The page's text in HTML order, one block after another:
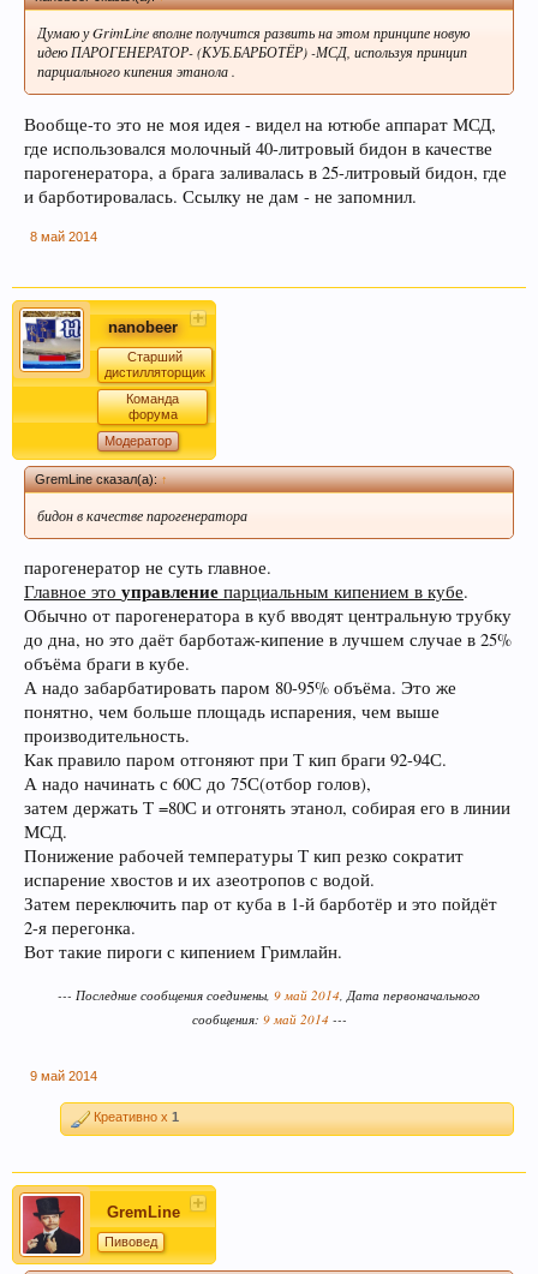
Думаю у GrimLine вполне получится развить на этом принципе новую
идею ПАРОГЕНЕРАТОР- (КУБ.БАРБОТЁР) -МСД, используя принцип
парциального кипения этанола .
Вообще-то это не моя идея - видел на ютюбе аппарат МСД,
где использовался молочный 40-литровый бидон в качестве
парогенератора, а брага заливалась в 25-литровый бидон, где
и барботировалась. Ссылку не дам - не запомнил.
8 май 2014
nanobeer
Старший
дистилляторщик
Команда
форума
Модератор
GremLine сказал(а):↑
бидон в качестве парогенератора
парогенератор не суть главное.
Главное это управление парциальным кипением в кубе.
Обычно от парогенератора в куб вводят центральную трубку
до дна, но это даёт барботаж-кипение в лучшем случае в 25%
объёма браги в кубе.
А надо забарбатировать паром 80-95% объёма. Это же
понятно, чем больше площадь испарения, чем выше
производительность.
Как правило паром отгоняют при Т кип браги 92-94С.
А надо начинать с 60С до 75С(отбор голов),
затем держать Т =80С и отгонять этанол, собирая его в линии
МСД.
Понижение рабочей температуры Т кип резко сократит
испарение хвостов и их азеотропов с водой.
Затем переключить пар от куба в 1-й барботёр и это пойдёт
2-я перегонка.
Вот такие пироги с кипением Гримлайн.
--- Последние сообщения соединены, 9 май 2014 , Дата первоначального
сообщения: 9 май 2014---
9 май 2014
Креативно x 1
GremLine
Пивовед